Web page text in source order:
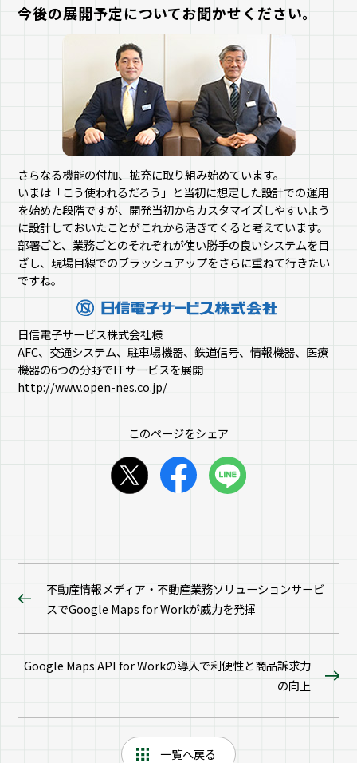
今後の展開予定についてお聞かせください。
さらなる機能の付加、拡充に取り組み始めています。
いまは「こう使われるだろう」と当初に想定した設計での運用
を始めた段階ですが、開発当初からカスタマイズしやすいよう
に設計しておいたことがこれから活きてくると考えています。
部署ごと、業務ごとのそれぞれが使い勝手の良いシステムを目
ざし、現場目線でのブラッシュアップをさらに重ねて行きたい
ですね。
日信電子サービス株式会社様
AFC、交通システム、駐車場機器、鉄道信号、情報機器、医療
機器の6つの分野でITサービスを展開
http://www.open-nes.co.jp/
このページをシェア
不動産情報メディア・不動産業務ソリューションサービ
スでGoogle Maps for Workが威力を発揮
Google Maps API for Workの導入で利便性と商品訴求力
の向上
一覧へ戻る